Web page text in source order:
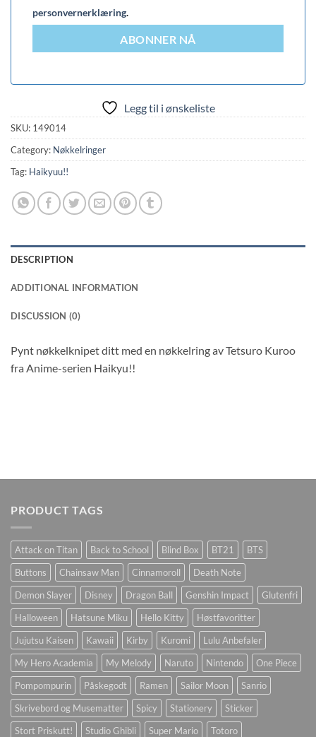
personvernerklæring.
ABONNER NÅ
Legg til i ønskeliste
SKU: 149014
Category: Nøkkelringer
Tag: Haikyuu!!
DESCRIPTION
ADDITIONAL INFORMATION
DISCUSSION (0)
Pynt nøkkelknipet ditt med en nøkkelring av Tetsuro Kuroo
fra Anime-serien Haikyu!!
PRODUCT TAGS
Attack on Titan Back to School Blind Box BT21
BTS
Buttons
Chainsaw Man Cinnamoroll
Death Note
Demon Slayer
Disney Dragon Ball Genshin Impact
Glutenfri
Halloween
Hatsune Miku Hello Kitty
Høstfavoritter
Jujutsu Kaisen
Kawaii Kirby Kuromi
Lulu Anbefaler
My Hero Academia
My Melody Naruto Nintendo
One Piece
Pompompurin
Påskegodt Ramen Sailor Moon
Sanrio
Skrivebord og Musematter
Spicy Stationery
Sticker
Stort Priskutt!
Studio Ghibli Super Mario
Totoro